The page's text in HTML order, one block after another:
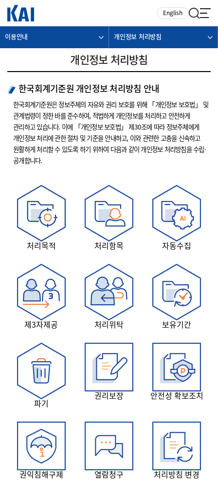
English
이용안내 개인정보 처리방침
개인정보 처리방침
한국회계기준원 개인정보 처리방침 안내
한국회계기준원은 정보주체의 자유와 권리 보호를 위해 「개인정보 보호법」 및
관계법령이 정한 바를 준수하여, 적법하게 개인정보를 처리하고 안전하게
관리하고 있습니다. 이에 「개인정보 보호법」 제30조에 따라 정보주체에게
개인정보 처리에 관한 절차 및 기준을 안내하고, 이와 관련한 고충을 신속하고
원활하게 처리할 수 있도록 하기 위하여 다음과 같이 개인정보 처리방침을 수립·
공개합니다.
처리목적 처리항목 자동수집
제3자제공 처리위탁 보유기간
파기
권리보장 안전성 확보조치
권익침해구제 열람청구 처리방침 변경